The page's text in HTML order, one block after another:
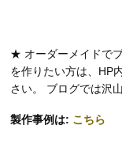
★ オーダーメイドで
を作りたい方は、HP
さい。 ブログでは沢
製作事例は: こちら